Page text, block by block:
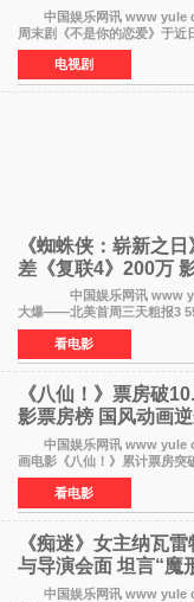
中国娱乐网讯 www yule com cn 由徐康俊与安恩眞
周末剧《不是你的恋爱》于
播。 剧照中，徐康俊与安恩
电视剧
《蜘蛛侠：崭新之
差《复联4》200万
中国娱乐网讯 www yule
大爆——北美首周三天粗报3
者联盟4：终局之战》的3 571
看电影
《八仙！》票房破
影票房榜 国风动画
中国娱乐网讯 www yule
画电影《八仙！》累计票房突
暂列2026年度动画影片票房榜
看电影
《痴迷》女主纳瓦
与导演会面 坦言“魔
中国娱乐网讯 www yule